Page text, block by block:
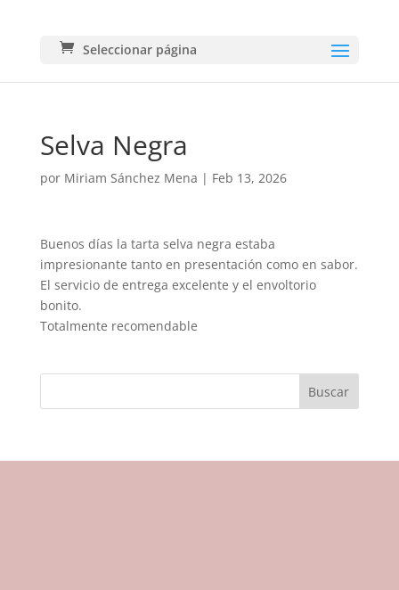
Seleccionar página
Selva Negra
por Miriam Sánchez Mena | Feb 13, 2026
Buenos días la tarta selva negra estaba
impresionante tanto en presentación como en sabor.
El servicio de entrega excelente y el envoltorio
bonito.
Totalmente recomendable
Buscar